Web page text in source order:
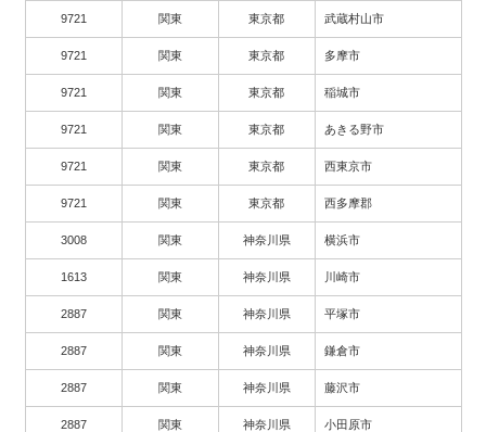
9721 関東 東京都 武蔵村山市
9721 関東 東京都 多摩市
9721 関東 東京都 稲城市
9721 関東 東京都 あきる野市
9721 関東 東京都 西東京市
9721 関東 東京都 西多摩郡
3008 関東 神奈川県 横浜市
1613 関東 神奈川県 川崎市
2887 関東 神奈川県 平塚市
2887 関東 神奈川県 鎌倉市
2887 関東 神奈川県 藤沢市
2887 関東 神奈川県 小田原市